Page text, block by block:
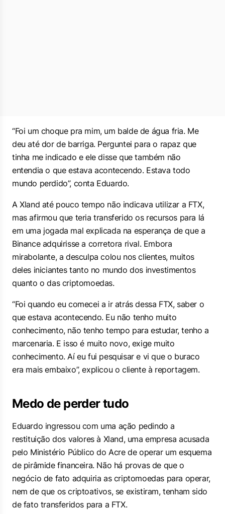
“Foi um choque pra mim, um balde de água fria. Me
deu até dor de barriga. Perguntei para o rapaz que
tinha me indicado e ele disse que também não
entendia o que estava acontecendo. Estava todo
mundo perdido”, conta Eduardo.
A Xland até pouco tempo não indicava utilizar a FTX,
mas afirmou que teria transferido os recursos para lá
em uma jogada mal explicada na esperança de que a
Binance adquirisse a corretora rival. Embora
mirabolante, a desculpa colou nos clientes, muitos
deles iniciantes tanto no mundo dos investimentos
quanto o das criptomoedas.
“Foi quando eu comecei a ir atrás dessa FTX, saber o
que estava acontecendo. Eu não tenho muito
conhecimento, não tenho tempo para estudar, tenho a
marcenaria. E isso é muito novo, exige muito
conhecimento. Aí eu fui pesquisar e vi que o buraco
era mais embaixo”, explicou o cliente à reportagem.
Medo de perder tudo
Eduardo ingressou com uma ação pedindo a
restituição dos valores à Xland, uma empresa acusada
pelo Ministério Público do Acre de operar um esquema
de pirâmide financeira. Não há provas de que o
negócio de fato adquiria as criptomoedas para operar,
nem de que os criptoativos, se existiram, tenham sido
de fato transferidos para a FTX.